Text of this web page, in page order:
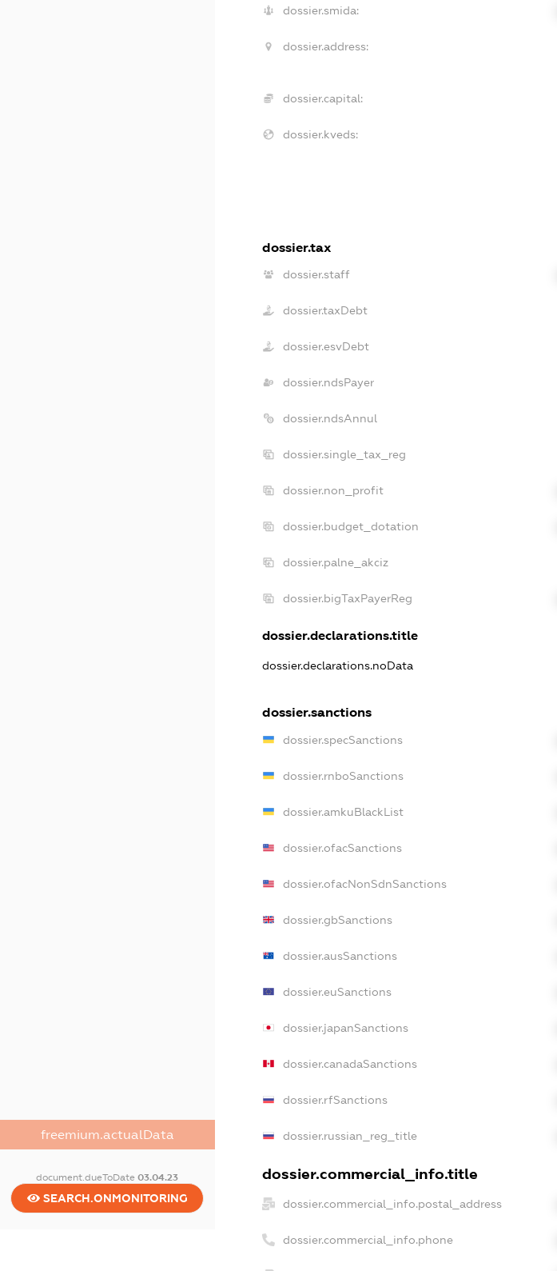
freemium.actualData
document.dueToDate03.04.23
SEARCH.ONMONITORING
dossier.smida:
dossier.address:
dossier.capital:
dossier.kveds:
dossier.tax
dossier.staff
dossier.taxDebt
dossier.esvDebt
dossier.ndsPayer
dossier.ndsAnnul
dossier.single_tax_reg
dossier.non_profit
dossier.budget_dotation
dossier.palne_akciz
dossier.bigTaxPayerReg
dossier.declarations.title
dossier.declarations.noData
dossier.sanctions
dossier.specSanctions
dossier.rnboSanctions
dossier.amkuBlackList
dossier.ofacSanctions
dossier.ofacNonSdnSanctions
dossier.gbSanctions
dossier.ausSanctions
dossier.euSanctions
dossier.japanSanctions
dossier.canadaSanctions
dossier.rfSanctions
dossier.russian_reg_title
dossier.commercial_info.title
dossier.commercial_info.postal_address
dossier.commercial_info.phone